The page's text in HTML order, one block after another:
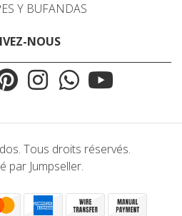
Y BUFANDAS
NOUS
Tous droits réservés.
par Jumpseller.